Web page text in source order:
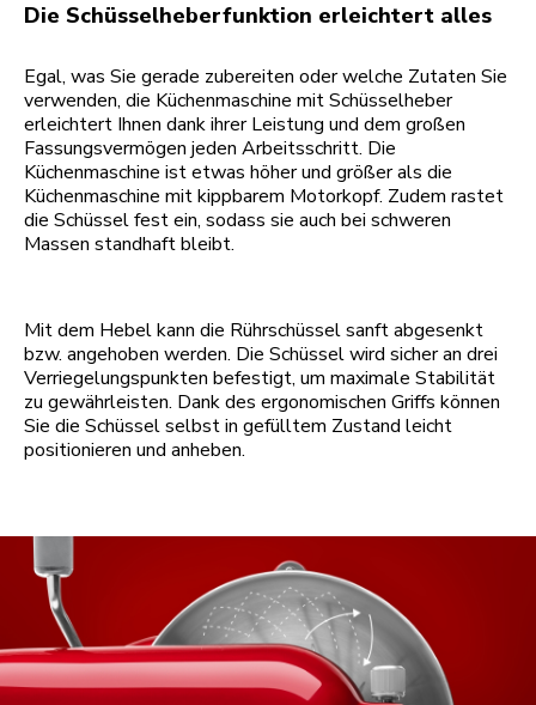
Die Schüsselheberfunktion erleichtert alles
Egal, was Sie gerade zubereiten oder welche Zutaten Sie
verwenden, die Küchenmaschine mit Schüsselheber
erleichtert Ihnen dank ihrer Leistung und dem großen
Fassungsvermögen jeden Arbeitsschritt. Die
Küchenmaschine ist etwas höher und größer als die
Küchenmaschine mit kippbarem Motorkopf. Zudem rastet
die Schüssel fest ein, sodass sie auch bei schweren
Massen standhaft bleibt.
Mit dem Hebel kann die Rührschüssel sanft abgesenkt
bzw. angehoben werden. Die Schüssel wird sicher an drei
Verriegelungspunkten befestigt, um maximale Stabilität
zu gewährleisten. Dank des ergonomischen Griffs können
Sie die Schüssel selbst in gefülltem Zustand leicht
positionieren und anheben.